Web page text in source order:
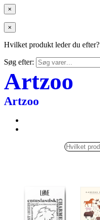
×
×
Hvilket produkt leder du efter?
Søg efter:
Artzoo
Artzoo